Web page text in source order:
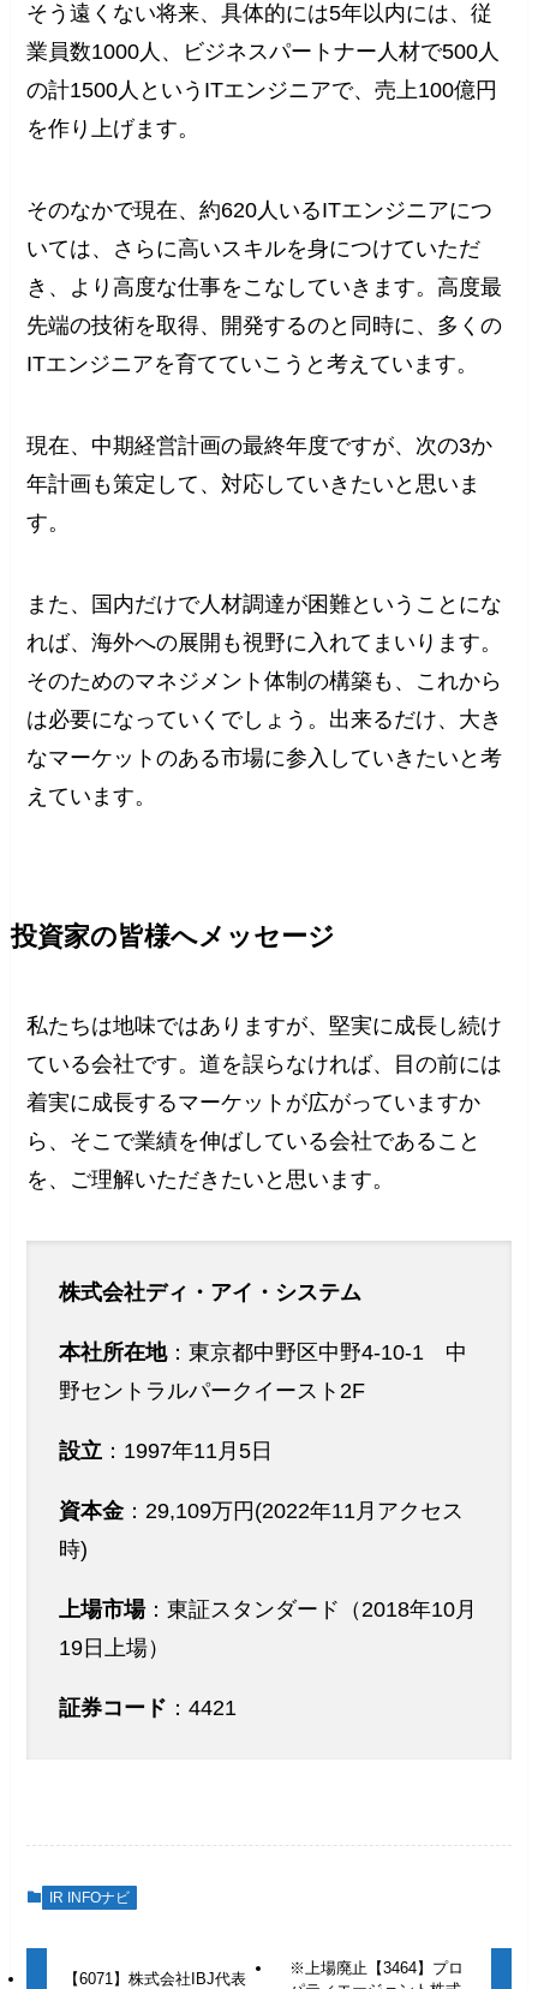
そう遠くない将来、具体的には5年以内には、従
業員数1000人、ビジネスパートナー人材で500人
の計1500人というITエンジニアで、売上100億円
を作り上げます。
そのなかで現在、約620人いるITエンジニアにつ
いては、さらに高いスキルを身につけていただ
き、より高度な仕事をこなしていきます。高度最
先端の技術を取得、開発するのと同時に、多くの
ITエンジニアを育てていこうと考えています。
現在、中期経営計画の最終年度ですが、次の3か
年計画も策定して、対応していきたいと思いま
す。
また、国内だけで人材調達が困難ということにな
れば、海外への展開も視野に入れてまいります。
そのためのマネジメント体制の構築も、これから
は必要になっていくでしょう。出来るだけ、大き
なマーケットのある市場に参入していきたいと考
えています。
投資家の皆様へメッセージ
私たちは地味ではありますが、堅実に成長し続け
ている会社です。道を誤らなければ、目の前には
着実に成長するマーケットが広がっていますか
ら、そこで業績を伸ばしている会社であること
を、ご理解いただきたいと思います。
株式会社ディ・アイ・システム
本社所在地：東京都中野区中野4-10-1 中
野セントラルパークイースト2F
設立 ：1997年11月5日
資本金 ：29,109万円(2022年11月アクセス
時)
上場市場：東証スタンダード（2018年10月
19日上場）
証券コード ：4421
IR INFOナビ
【6071】株式会社IBJ代表
※上場廃止【3464】プロ